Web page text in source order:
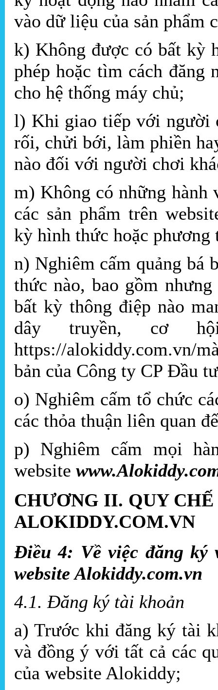
vào dữ liệu của sản phẩm
k) Không được có bất kỳ
phép hoặc tìm cách đăng
cho hệ thống máy chủ;
l) Khi giao tiếp với người
rối, chửi bới, làm phiền
nào đối với người chơi
m) Không có những
các sản phẩm trên
kỳ hình thức hoặc phương
n) Nghiêm cấm quảng bá
thức nào, bao gồm
bất kỳ thông điệp nào
dây truyền, cơ
https://alokiddy.com.vn/
bản của Công ty CP Đầu
o) Nghiêm cấm tổ chức
các thỏa thuận liên quan
p) Nghiêm cấm mọi
website
CHƯƠNG II. QUY CHẾ
ALOKIDDY.COM.VN
Điều 4: Về việc đăng ký
website Alokiddy.com.vn
4.1. Đăng ký tài khoản
a) Trước khi đăng ký tài
và đồng ý với tất cả các
của website Alokiddy;